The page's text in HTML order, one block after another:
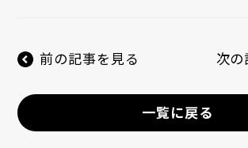
一覧に戻る
前の記事を見る 次の